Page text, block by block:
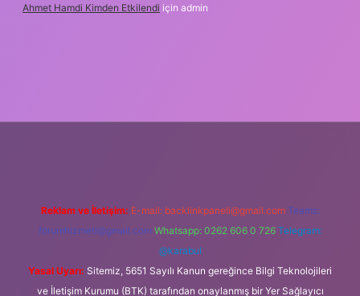
Ahmet Hamdi Kimden Etkilendi için admin
Reklam ve İletişim: E-mail: backlinkpaneli@gmail.com Teams:
forumhizmeti@gmail.com Whatsapp: 0262 606 0 726 Telegram:
@karabul
Yasal Uyarı: Sitemiz, 5651 Sayılı Kanun gereğince Bilgi Teknolojileri
ve İletişim Kurumu (BTK) tarafından onaylanmış bir Yer Sağlayıcı